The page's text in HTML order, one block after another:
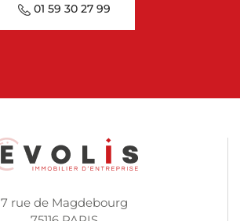
01 59 30 27 99
7 rue de Magdebourg